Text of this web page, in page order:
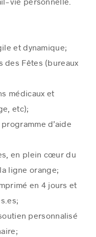
et dynamique;
des Fêtes (bureaux
médicaux et
etc);
d’aide
en plein cœur du
ligne orange;
en 4 jours et
personnalisé